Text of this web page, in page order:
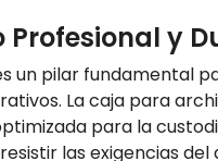
Profesional y
un pilar fundamental
La caja para
para la
las exigencias